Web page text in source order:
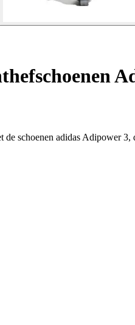
de schoenen adidas Adipower